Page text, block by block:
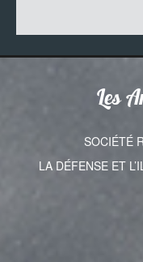
Les
SOCIÉTÉ
LA DÉFENSE ET